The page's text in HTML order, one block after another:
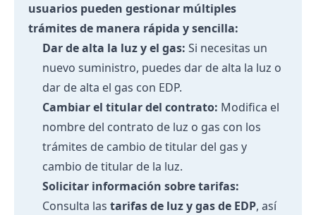
usuarios pueden gestionar múltiples
trámites de manera rápida y sencilla:
Dar de alta la luz y el gas: Si necesitas un
nuevo suministro, puedes dar de alta la luz o
dar de alta el gas con EDP.
Cambiar el titular del contrato: Modifica el
nombre del contrato de luz o gas con los
trámites de cambio de titular del gas y
cambio de titular de la luz.
Solicitar información sobre tarifas:
Consulta las tarifas de luz y gas de EDP, así